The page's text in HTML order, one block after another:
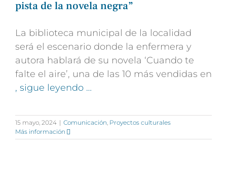
pista de la novela negra”
La biblioteca municipal de la localidad
será el escenario donde la enfermera y
autora hablará de su novela ‘Cuando te
falte el aire’, una de las 10 más vendidas en
, sigue leyendo …
15 mayo, 2024 | Comunicación, Proyectos culturales
Más información